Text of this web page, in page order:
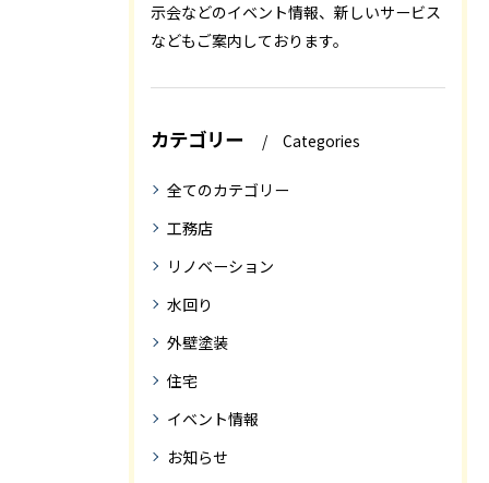
示会などのイベント情報、新しいサービス
などもご案内しております。
カテゴリー Categories
全てのカテゴリー
工務店
リノベーション
水回り
外壁塗装
住宅
イベント情報
お知らせ